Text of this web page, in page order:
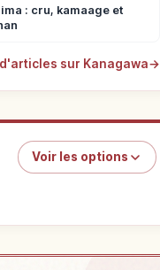
: cru, kamaage et
sur Kanagawa→
Voir les options